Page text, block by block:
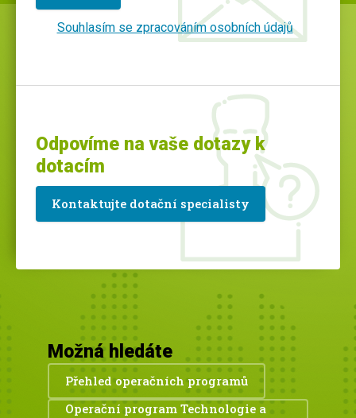
Souhlasím se zpracováním osobních údajů
Odpovíme na vaše dotazy k
dotacím
Kontaktujte dotační specialisty
Možná hledáte
Přehled operačních programů
Operační program Technologie a